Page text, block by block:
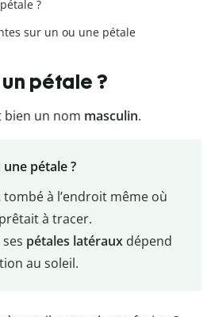
?
sur un ou une pétale
pétale ?
bien un nom masculin.
pétale ?
à l’endroit même où
à tracer.
pétales latérauxdépend
au soleil.